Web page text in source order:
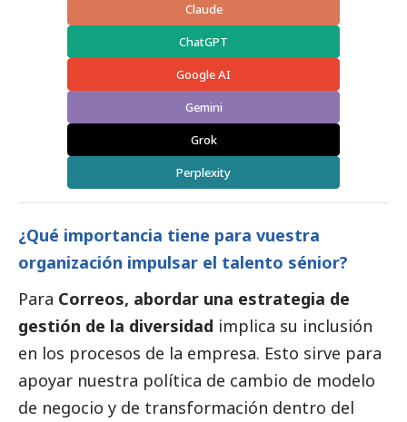
Claude
ChatGPT
Google AI
Gemini
Grok
Perplexity
¿Qué importancia tiene para vuestra
organización impulsar el talento sénior?
Para Correos, abordar una estrategia de
gestión de la diversidad implica su inclusión
en los procesos de la empresa. Esto sirve para
apoyar nuestra política de cambio de modelo
de negocio y de transformación dentro del